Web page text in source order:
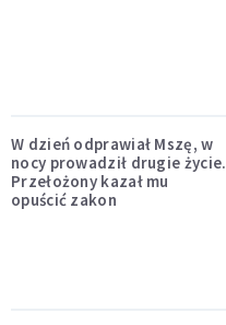
W dzień odprawiał Mszę, w
nocy prowadził drugie życie.
Przełożony kazał mu
opuścić zakon